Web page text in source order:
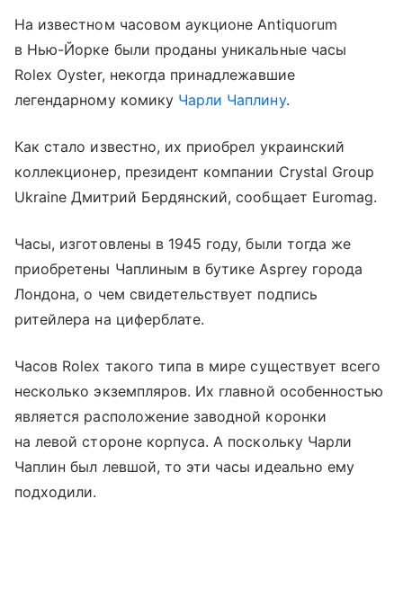
На известном часовом аукционе Antiquorum
в Нью-Йорке были проданы уникальные часы
Rolex Oyster, некогда принадлежавшие
легендарному комику Чарли Чаплину.
Как стало известно, их приобрел украинский
коллекционер, президент компании Crystal Group
Ukraine Дмитрий Бердянский, сообщает Euromag.
Часы, изготовлены в 1945 году, были тогда же
приобретены Чаплиным в бутике Asprey города
Лондона, о чем свидетельствует подпись
ритейлера на циферблате.
Часов Rolex такого типа в мире существует всего
несколько экземпляров. Их главной особенностью
является расположение заводной коронки
на левой стороне корпуса. А поскольку Чарли
Чаплин был левшой, то эти часы идеально ему
подходили.